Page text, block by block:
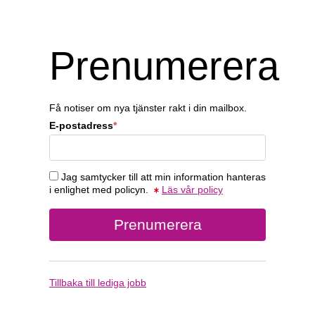
Prenumerera
Få notiser om nya tjänster rakt i din mailbox.
E-postadress*
Jag samtycker till att min information hanteras
i enlighet med policyn.
Läs vår policy
Tillbaka till lediga jobb